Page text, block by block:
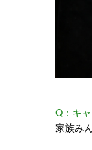
Q：キ
家族み